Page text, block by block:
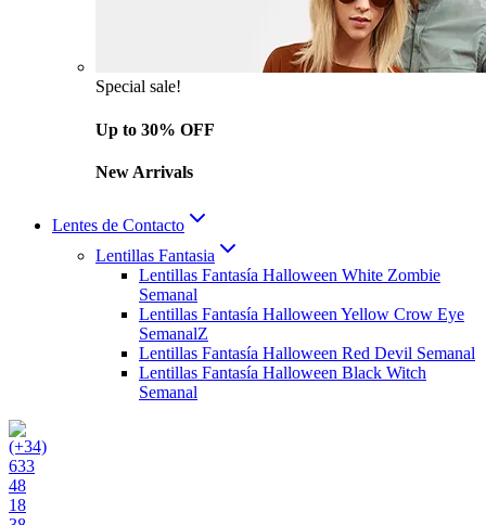
Special sale!
Up to 30% OFF
New Arrivals
Lentes de Contacto
Lentillas Fantasia
Lentillas Fantasía Halloween White Zombie
Semanal
Lentillas Fantasía Halloween Yellow Crow Eye
SemanalZ
Lentillas Fantasía Halloween Red Devil Semanal
Lentillas Fantasía Halloween Black Witch
Semanal